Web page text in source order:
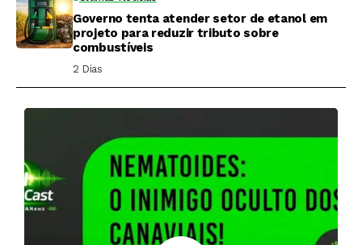
Governo tenta atender setor de etanol em
projeto para reduzir tributo sobre
combustíveis
2 Dias ⁮